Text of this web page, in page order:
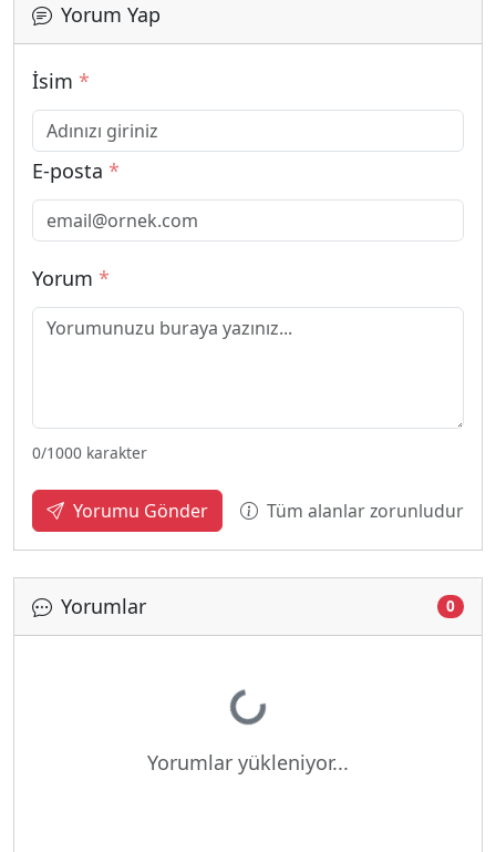
Yorum Yap
İsim *
E-posta *
Yorum *
0/1000 karakter
Yorumu Gönder Tüm alanlar zorunludur
Yorumlar 0
Yükleniyor...
Yorumlar yükleniyor...